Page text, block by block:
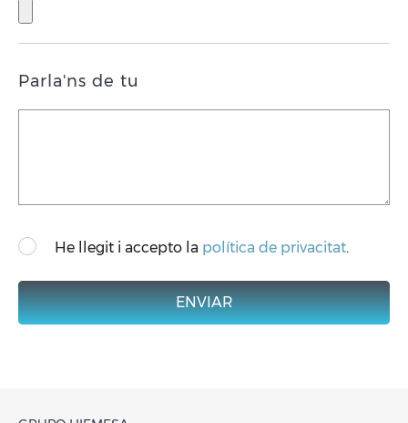
Parla'ns de tu
He llegit i accepto la política de privacitat.
ENVIAR